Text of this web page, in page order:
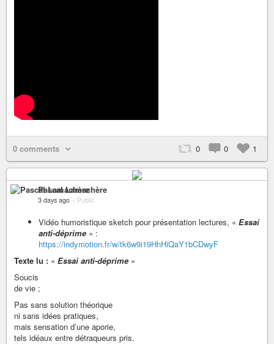
0 comments 0 0 1
Pascal Lamachère
3 days ago – Public
Vidéo humoristique sketch pour présentation lectures, « Essai
anti-déprime » :
https://indymotion.fr/w/tk6w9i19HhHiQaY1bCDwyF
Texte lu : « Essai anti-déprime »
Soucis
de vie ;
Pas sans solution théorique
ni sans idées pratiques,
mais sensation d’une aporie,
tels idéaux entre détraqueurs pris.